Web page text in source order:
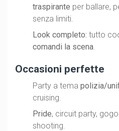
traspirante per ballare,
senza limiti.
Look completo: tutto
comandi la scena.
Occasioni perfette
Party a temapolizia/
cruising.
Pride, circuit party,
shooting.